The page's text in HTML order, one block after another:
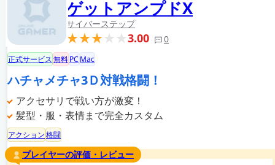
ゲットアンプドX
サイバーステップ
3.00 0
正式サービス無料PC Mac
ハチャメチャ3Ｄ対戦格闘！
アクセサリで戦い方が激変！
髪型・服・表情まで完全カスタム
アクション格闘
プレイヤーの評価・レビュー